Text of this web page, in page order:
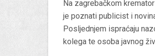
Na zagrebačkom
je poznati publicist i
Posljednjem ispraćaju
kolega te osoba javnog